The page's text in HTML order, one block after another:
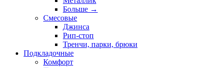
Больше →
Смесовые
Джинса
Рип-стоп
Тренчи, парки, брюки
Подкладочные
Комфорт